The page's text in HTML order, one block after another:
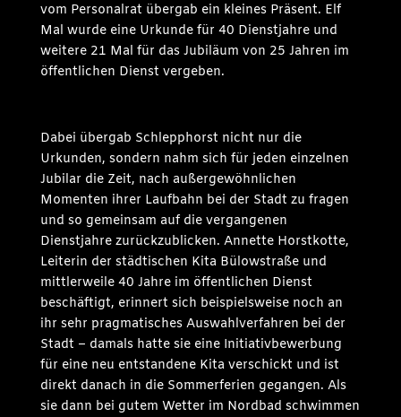
vom Personalrat übergab ein kleines Präsent. Elf
Mal wurde eine Urkunde für 40 Dienstjahre und
weitere 21 Mal für das Jubiläum von 25 Jahren im
öffentlichen Dienst vergeben.
Dabei übergab Schlepphorst nicht nur die
Urkunden, sondern nahm sich für jeden einzelnen
Jubilar die Zeit, nach außergewöhnlichen
Momenten ihrer Laufbahn bei der Stadt zu fragen
und so gemeinsam auf die vergangenen
Dienstjahre zurückzublicken. Annette Horstkotte,
Leiterin der städtischen Kita Bülowstraße und
mittlerweile 40 Jahre im öffentlichen Dienst
beschäftigt, erinnert sich beispielsweise noch an
ihr sehr pragmatisches Auswahlverfahren bei der
Stadt – damals hatte sie eine Initiativbewerbung
für eine neu entstandene Kita verschickt und ist
direkt danach in die Sommerferien gegangen. Als
sie dann bei gutem Wetter im Nordbad schwimmen